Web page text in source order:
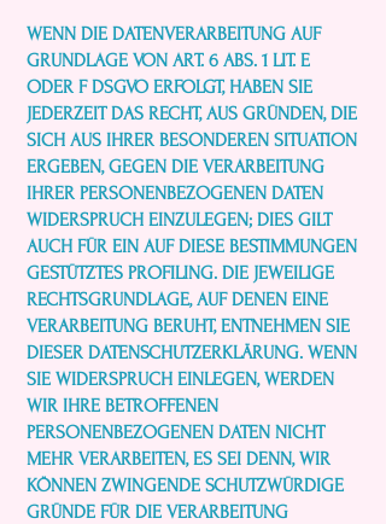
WENN DIE DATENVERARBEITUNG AUF
GRUNDLAGE VON ART. 6 ABS. 1 LIT. E
ODER F DSGVO ERFOLGT, HABEN SIE
JEDERZEIT DAS RECHT, AUS GRÜNDEN, DIE
SICH AUS IHRER BESONDEREN SITUATION
ERGEBEN, GEGEN DIE VERARBEITUNG
IHRER PERSONENBEZOGENEN DATEN
WIDERSPRUCH EINZULEGEN; DIES GILT
AUCH FÜR EIN AUF DIESE BESTIMMUNGEN
GESTÜTZTES PROFILING. DIE JEWEILIGE
RECHTSGRUNDLAGE, AUF DENEN EINE
VERARBEITUNG BERUHT, ENTNEHMEN SIE
DIESER DATENSCHUTZERKLÄRUNG. WENN
SIE WIDERSPRUCH EINLEGEN, WERDEN
WIR IHRE BETROFFENEN
PERSONENBEZOGENEN DATEN NICHT
MEHR VERARBEITEN, ES SEI DENN, WIR
KÖNNEN ZWINGENDE SCHUTZWÜRDIGE
GRÜNDE FÜR DIE VERARBEITUNG